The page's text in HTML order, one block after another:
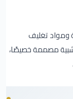
ومواد تغليف
مصممة خصيصًا،